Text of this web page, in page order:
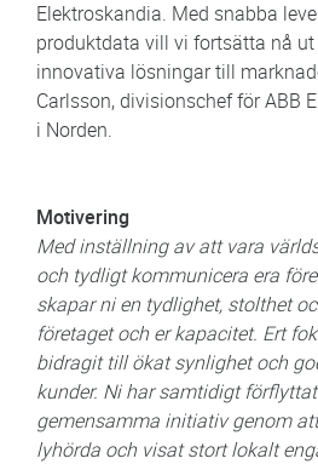
Elektroskandia. Med snabba
produktdata vill vi fortsätta nå
innovativa lösningar till
Carlsson, divisionschef för ABB
i Norden.
Motivering
Med inställning av att vara
och tydligt kommunicera era
skapar ni en tydlighet, stolthet
företaget och er kapacitet. Ert
bidragit till ökat synlighet och
kunder. Ni har samtidigt
gemensamma initiativ genom
lyhörda och visat stort lokalt